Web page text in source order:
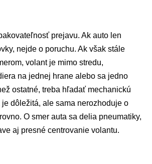
prejavu. Ak auto len
nejde o poruchu. Ak však stále
volant je mimo stredu,
na jednej hrane alebo sa jedno
ostatné, treba hľadať mechanickú
dôležitá, ale sama nerozhoduje o
O smer auta sa delia pneumatiky,
aj presné centrovanie volantu.